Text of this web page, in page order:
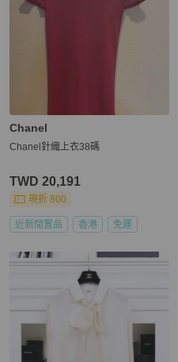
Chanel
Chanel針織上衣38碼
TWD 20,191
現折 800
近新閒置品 香港 免運